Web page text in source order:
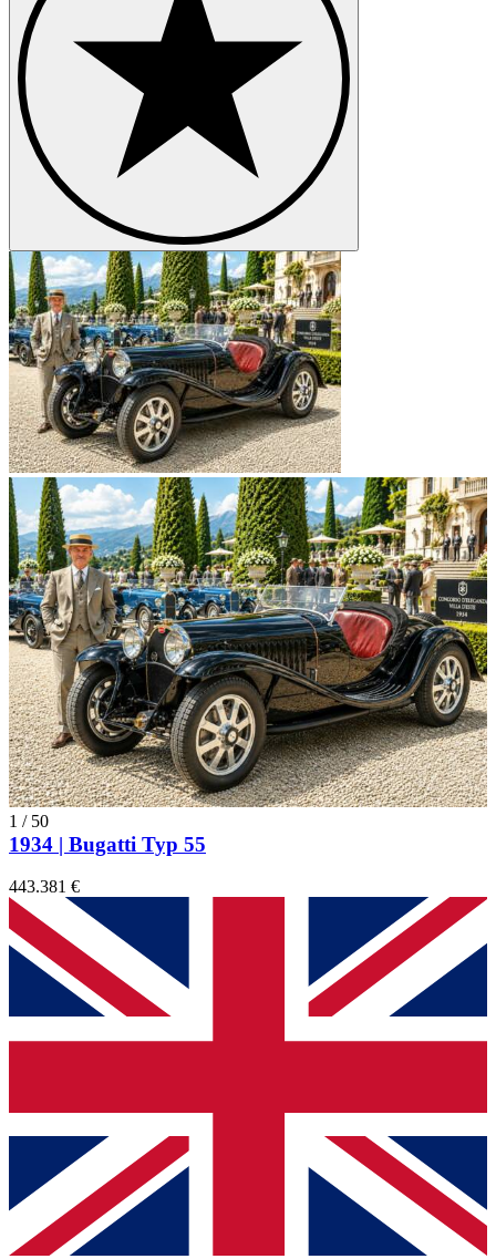
1 / 50
1934 | Bugatti Typ 55
443.381 €